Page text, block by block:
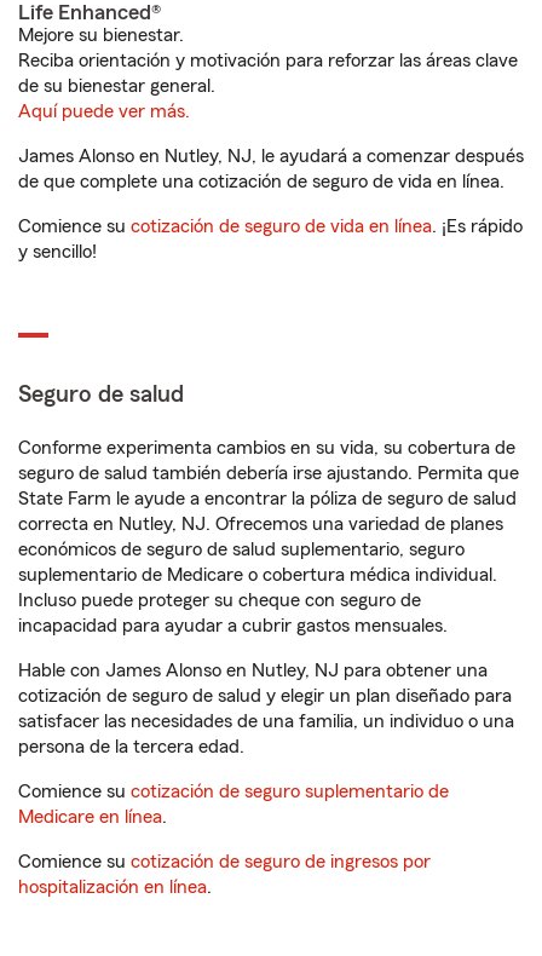
Life Enhanced®
Mejore su bienestar.
Reciba orientación y motivación para reforzar las áreas clave
de su bienestar general.
Aquí puede ver más.
James Alonso en Nutley, NJ, le ayudará a comenzar después
de que complete una cotización de seguro de vida en línea.
Comience su cotización de seguro de vida en línea. ¡Es rápido
y sencillo!
Seguro de salud
Conforme experimenta cambios en su vida, su cobertura de
seguro de salud también debería irse ajustando. Permita que
State Farm le ayude a encontrar la póliza de seguro de salud
correcta en Nutley, NJ. Ofrecemos una variedad de planes
económicos de seguro de salud suplementario, seguro
suplementario de Medicare o cobertura médica individual.
Incluso puede proteger su cheque con seguro de
incapacidad para ayudar a cubrir gastos mensuales.
Hable con James Alonso en Nutley, NJ para obtener una
cotización de seguro de salud y elegir un plan diseñado para
satisfacer las necesidades de una familia, un individuo o una
persona de la tercera edad.
Comience su cotización de seguro suplementario de
Medicare en línea.
Comience su cotización de seguro de ingresos por
hospitalización en línea.